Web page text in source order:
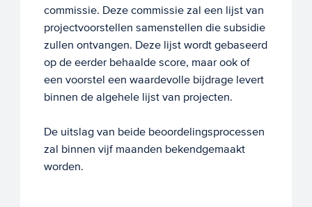
commissie. Deze commissie zal een lijst van
projectvoorstellen samenstellen die subsidie
zullen ontvangen. Deze lijst wordt gebaseerd
op de eerder behaalde score, maar ook of
een voorstel een waardevolle bijdrage levert
binnen de algehele lijst van projecten.
De uitslag van beide beoordelingsprocessen
zal binnen vijf maanden bekendgemaakt
worden.